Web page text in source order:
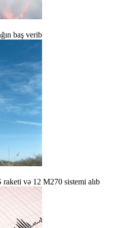
baş verib
və 12 M270 sistemi alıb